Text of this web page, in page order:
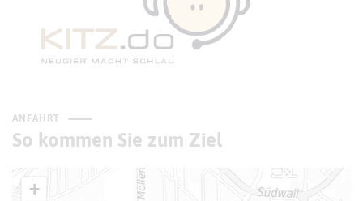
ANFAHRT
So kommen Sie zum Ziel
+